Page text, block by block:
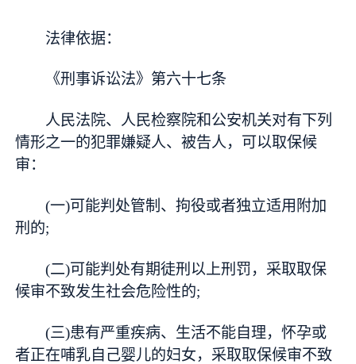
法律依据：
《刑事诉讼法》第六十七条
人民法院、人民检察院和公安机关对有下列
情形之一的犯罪嫌疑人、被告人，可以取保候
审：
(一)可能判处管制、拘役或者独立适用附加
刑的;
(二)可能判处有期徒刑以上刑罚，采取取保
候审不致发生社会危险性的;
(三)患有严重疾病、生活不能自理，怀孕或
者正在哺乳自己婴儿的妇女，采取取保候审不致